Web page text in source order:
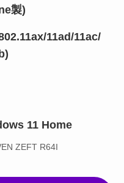
製)
11ad/11ac/
11 Home
ZEFT R64I